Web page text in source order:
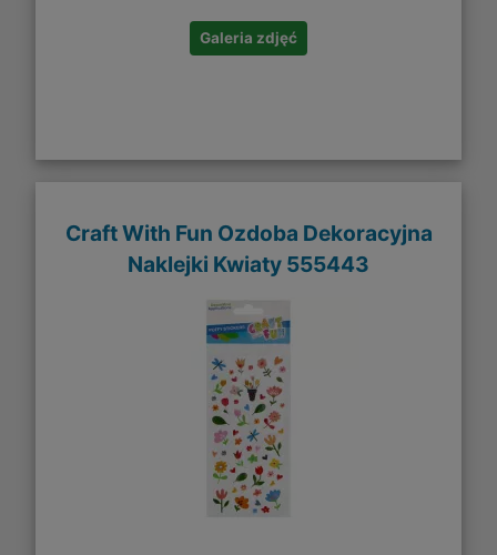
Galeria zdjęć
Craft With Fun Ozdoba Dekoracyjna
Naklejki Kwiaty 555443